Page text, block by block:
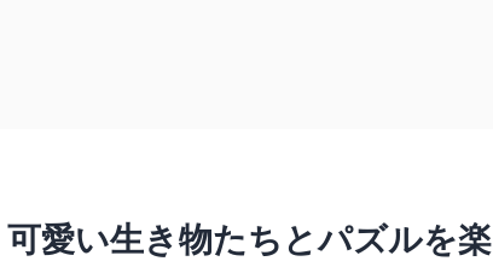
愛い生き物たちとパズルを楽